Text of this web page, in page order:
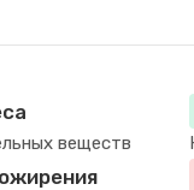
веществ